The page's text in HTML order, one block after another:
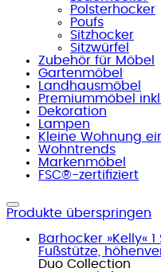
Polsterhocker
Poufs
Sitzhocker
Sitzwürfel
Zubehör für Möbel
Gartenmöbel
Landhausmöbel
Premiummöbel
Dekoration
Lampen
Kleine Wohnung
Wohntrends
Markenmöbel
FSC®-zertifiziert
Produkte überspringen
Barhocker »Kelly«
Fußstütze,
Duo Collection